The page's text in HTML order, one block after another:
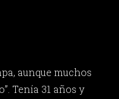
aunque muchos
Tenía 31 años y